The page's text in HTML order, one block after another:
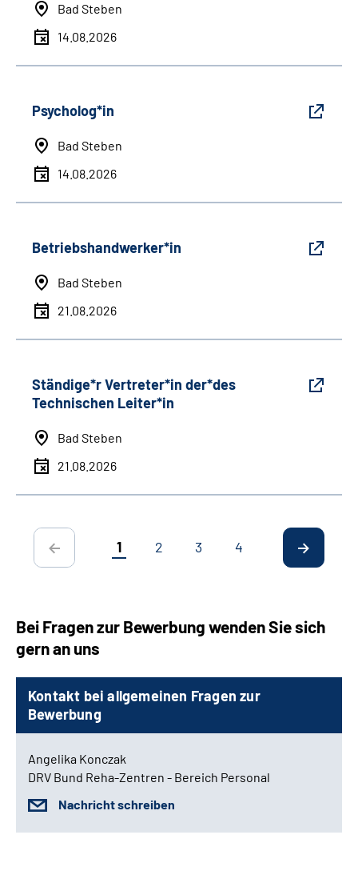
Bad Steben
14.08.2026
Psycholog*in
Bad Steben
14.08.2026
Betriebshandwerker*in
Bad Steben
21.08.2026
Ständige*r Vertreter*in der*des
Technischen Leiter*in
Bad Steben
21.08.2026
1 2 3 4
Bei Fragen zur Bewerbung wenden Sie sich
gern an uns
Kontakt bei allgemeinen Fragen zur
Bewerbung
Angelika Konczak
DRV Bund Reha-Zentren - Bereich Personal
Nachricht schreiben